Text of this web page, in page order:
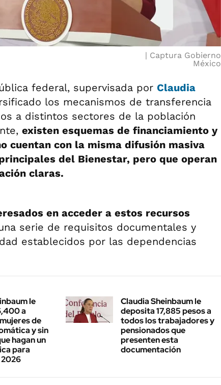
Captura Gobierno
México
federal, supervisada por Claudia
los mecanismos de transferencia
a distintos sectores de la población
existen esquemas de financiamiento y
cuentan con la misma difusión masiva
del Bienestar, pero que operan
claras.
en acceder a estos recursos
serie de requisitos documentales y
establecidos por las dependencias
le
a
de
y sin
hagan un
para
Claudia Sheinbaum le
deposita 17,885 pesos a
todos los trabajadores y
pensionados que
presenten esta
documentación